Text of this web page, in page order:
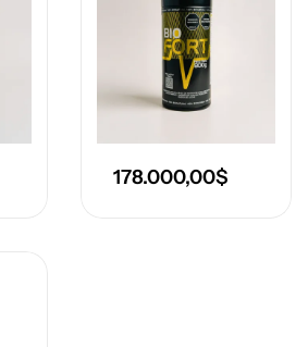
178.000,00$